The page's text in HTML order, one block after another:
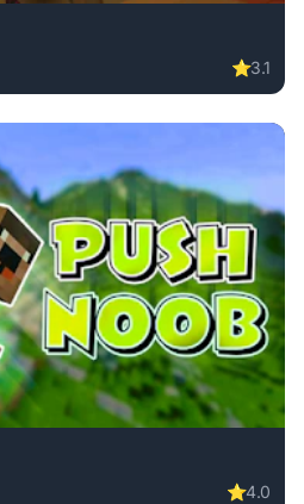
⭐3.1
free. adventure game, no
⭐4.0